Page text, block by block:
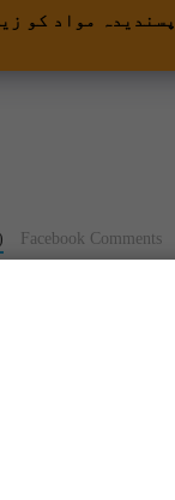
مواد کو
Facebook Comments